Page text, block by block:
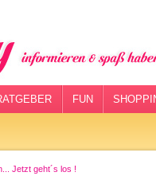
FUN
Jetzt geht´s los !